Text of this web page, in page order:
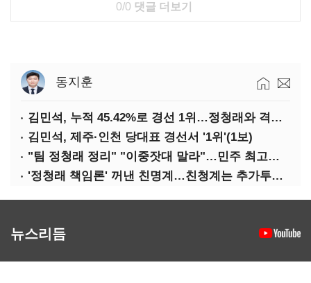
0/0 댓글 더보기
동지훈
김민석, 누적 45.42%로 경선 1위…정청래와 격차 0.86%p(2보)
김민석, 제주·인천 당대표 경선서 '1위'(1보)
"팀 정청래 정리" "이중잣대 말라"…민주 최고위원 계파 다툼 격화
'정청래 책임론' 꺼낸 친명계…친청계는 추가투표 때리기
뉴스리듬